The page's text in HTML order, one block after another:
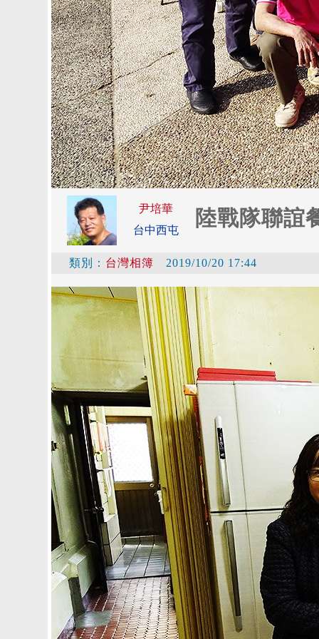
尹培華
台中西屯
陸戰隊聯誼
類別： 台灣相簿 2019/10/20 17:44